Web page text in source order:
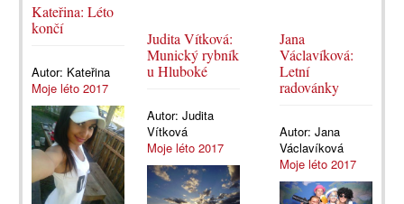
Kateřina: Léto
končí
Autor: Kateřina
Moje léto 2017
Judita Vítková:
Munický rybník
u Hluboké
Autor:Judita
Vítková
Moje léto 2017
Jana
Václavíková:
Letní
radovánky
Autor:Jana
Václavíková
Moje léto 2017